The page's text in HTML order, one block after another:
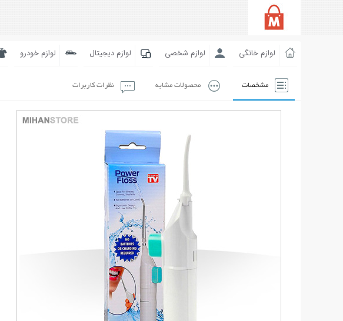
لوازم خانگی لوازم شخصی لوازم دیجیتال لوازم خودرو
مشخصات محصولات مشابه نظرات کاربرات